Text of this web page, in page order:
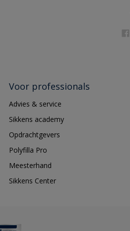
Voor professionals
Advies & service
Sikkens academy
Opdrachtgevers
Polyfilla Pro
Meesterhand
Sikkens Center